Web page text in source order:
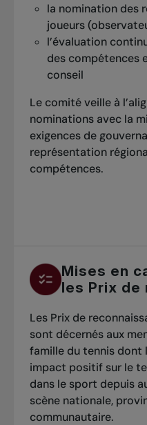
la nomination des
joueurs
l’évaluation
des compétences
conseil
Le comité veille à
nominations avec la
exigences de
représentation
compétences.
Mises en
les Prix de
Les Prix de
sont décernés aux
famille du tennis dont
impact positif sur le
dans le sport depuis
scène nationale,
communautaire.